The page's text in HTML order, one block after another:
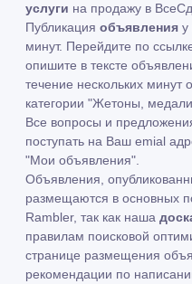
услуги на продажу в
Публикация объявления у
минут. Перейдите по
опишите в тексте
течение нескольких
категории "Жетоны,
Все вопросы и
поступать на Ваш emial
"Мои объявления".
Объявления,
размещаются в основных
Rambler, так как наша
правилам поисковой
странице размещения
рекомендации по